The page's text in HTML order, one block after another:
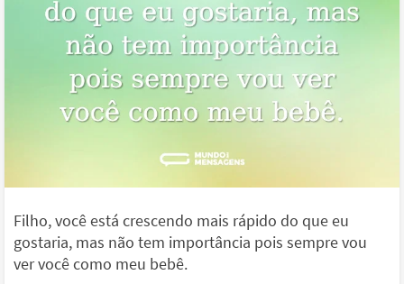
Filho, você está crescendo mais rápido do que eu
gostaria, mas não tem importância pois sempre vou
ver você como meu bebê.